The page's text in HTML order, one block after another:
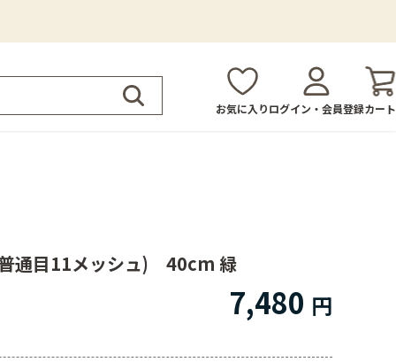
お気に入りログイン・会員登録カート
通目11メッシュ) 40cm 緑
7,480